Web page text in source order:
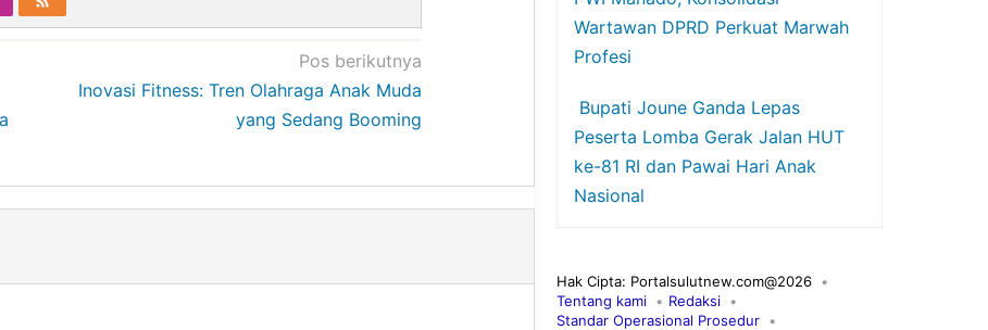
Pos berikutnya
Inovasi Fitness: Tren Olahraga Anak Muda
yang Sedang Booming
Wartawan DPRD Perkuat Marwah
Profesi
Bupati Joune Ganda Lepas
Peserta Lomba Gerak Jalan HUT
ke-81 RI dan Pawai Hari Anak
Nasional
Hak Cipta: Portalsulutnew.com@2026
Tentang kami
Redaksi
Standar Operasional Prosedur